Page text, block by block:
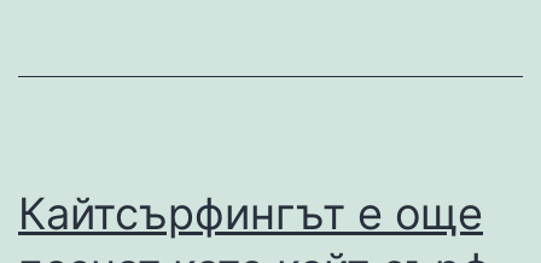
Кайтсърфингът е още